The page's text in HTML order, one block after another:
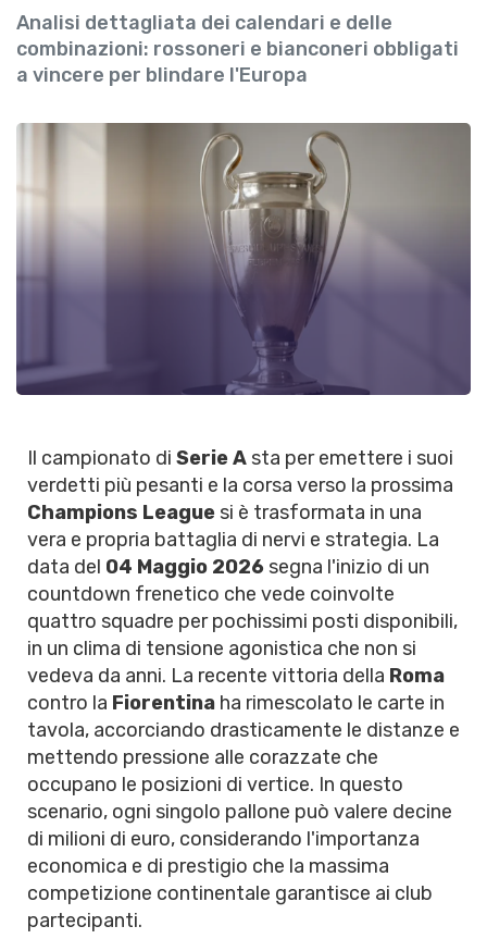
Analisi dettagliata dei calendari e delle
combinazioni: rossoneri e bianconeri obbligati
a vincere per blindare l'Europa
Il campionato di Serie A sta per emettere i suoi
verdetti più pesanti e la corsa verso la prossima
Champions League si è trasformata in una
vera e propria battaglia di nervi e strategia. La
data del 04 Maggio 2026 segna l'inizio di un
countdown frenetico che vede coinvolte
quattro squadre per pochissimi posti disponibili,
in un clima di tensione agonistica che non si
vedeva da anni. La recente vittoria della Roma
contro la Fiorentina ha rimescolato le carte in
tavola, accorciando drasticamente le distanze e
mettendo pressione alle corazzate che
occupano le posizioni di vertice. In questo
scenario, ogni singolo pallone può valere decine
di milioni di euro, considerando l'importanza
economica e di prestigio che la massima
competizione continentale garantisce ai club
partecipanti.